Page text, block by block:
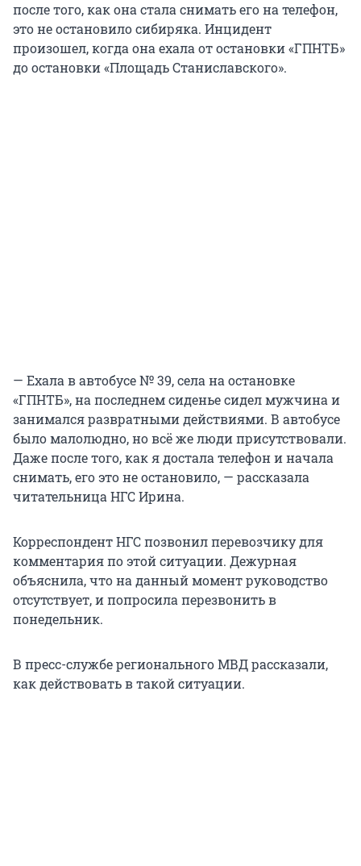
после того, как она стала снимать его на телефон,
это не остановило сибиряка. Инцидент
произошел, когда она ехала от остановки «ГПНТБ»
до остановки «Площадь Станиславского».
— Ехала в автобусе № 39, села на остановке
«ГПНТБ», на последнем сиденье сидел мужчина и
занимался развратными действиями. В автобусе
было малолюдно, но всё же люди присутствовали.
Даже после того, как я достала телефон и начала
снимать, его это не остановило, — рассказала
читательница НГС Ирина.
Корреспондент НГС позвонил перевозчику для
комментария по этой ситуации. Дежурная
объяснила, что на данный момент руководство
отсутствует, и попросила перезвонить в
понедельник.
В пресс-службе регионального МВД рассказали,
как действовать в такой ситуации.